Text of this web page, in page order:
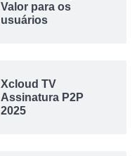
Valor para os
usuários
Xcloud TV
Assinatura P2P
2025